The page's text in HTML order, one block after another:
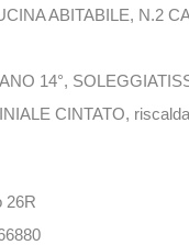
ABITABILE, N.2
14°,
CINTATO,
26R